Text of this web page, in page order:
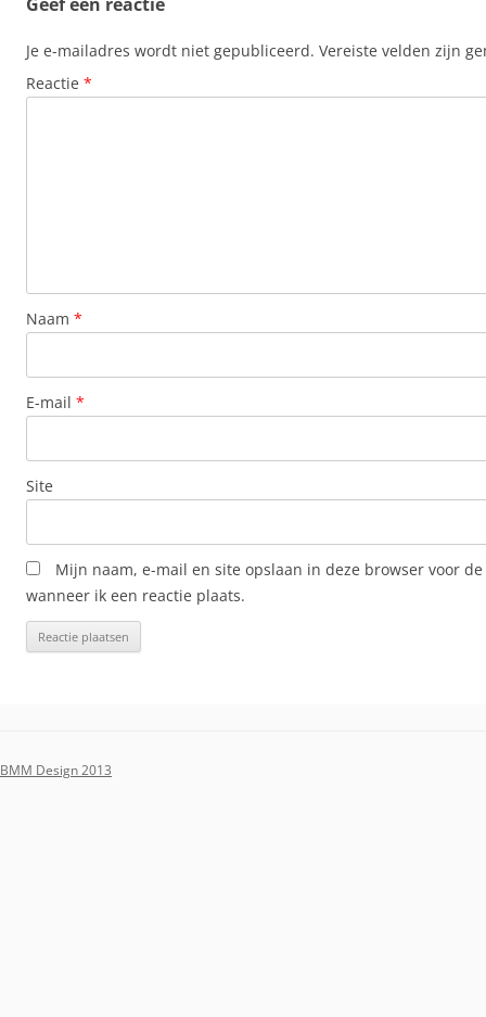
Je e-mailadres wordt niet gepubliceerd. Vereiste velden zijn
Reactie *
Naam *
E-mail *
Site
Mijn naam, e-mail en site opslaan in deze browser voor
wanneer ik een reactie plaats.
BMM Design 2013